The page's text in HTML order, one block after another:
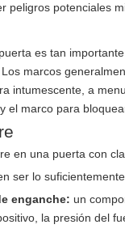
peligros potenciales
es tan
marcos
intumescente, a
el marco para
en una puerta con
ser lo
enganche: un
la presión del